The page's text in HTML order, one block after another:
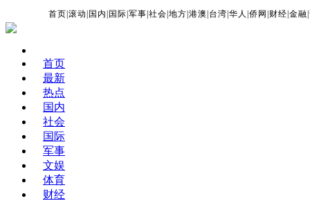
首页 |滚动 国内 国际 |军事 |社会 |地方 |港澳 台湾 |华人 |侨网 财经 |金融 |
首页
最新
热点
国内
社会
国际
军事
文娱
体育
财经